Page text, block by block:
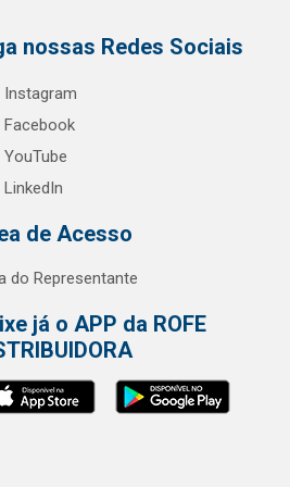
nossas Redes Sociais
Instagram
Facebook
YouTube
LinkedIn
de Acesso
do Representante
já o APP da ROFE